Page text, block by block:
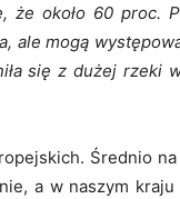
około 60 proc.
ale mogą
się z dużej rzeki
Średnio
a w naszym